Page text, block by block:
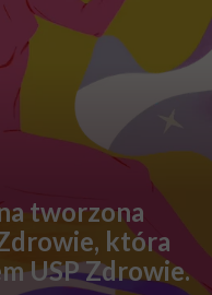
tworzona
która
USP Zdrowie.